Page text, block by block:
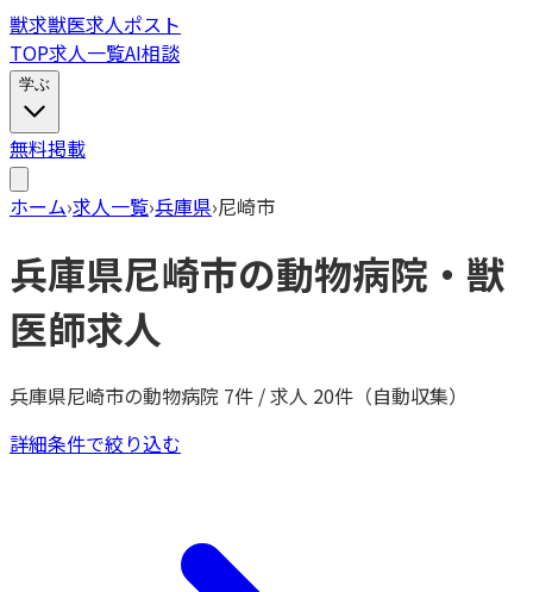
獣求獣医求人ポスト
TOP求人一覧AI相談
学ぶ
無料掲載
ホーム›求人一覧›兵庫県›尼崎市
兵庫県尼崎市の動物病院・獣
医師求人
兵庫県尼崎市の動物病院 7件 / 求人 20件（自動収集）
詳細条件で絞り込む